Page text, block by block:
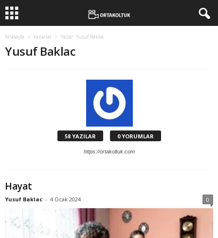
Anasayfa Yazarlar Yazar: Yusuf Baklac
Yusuf Baklac
58 YAZILAR 0 YORUMLAR
https://ortakoltuk.com
Hayat
Yusuf Baklac - 4 Ocak 2024 0